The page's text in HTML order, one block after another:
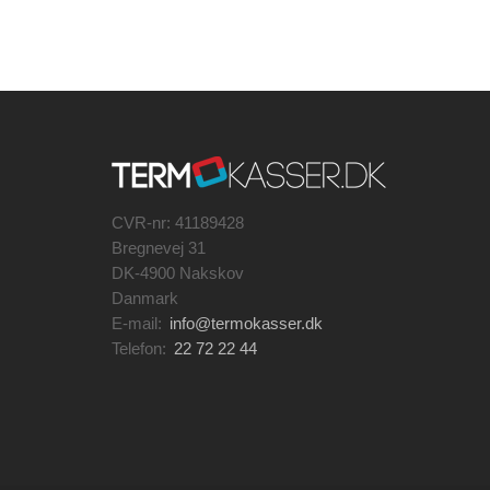
CVR-nr: 41189428
Bregnevej 31
DK-4900 Nakskov
Danmark
E-mail: info@termokasser.dk
Telefon: 22 72 22 44